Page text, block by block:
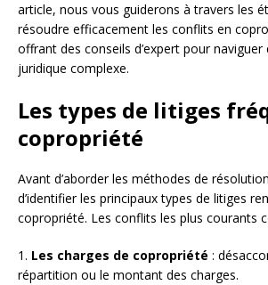
article, nous vous guiderons à travers les
résoudre efficacement les conflits en
offrant des conseils d’expert pour
juridique complexe.
Les types de litiges
copropriété
Avant d’aborder les méthodes de
d’identifier les principaux types de litiges
copropriété. Les conflits les plus courants
1. Les charges de copropriété :
répartition ou le montant des charges.